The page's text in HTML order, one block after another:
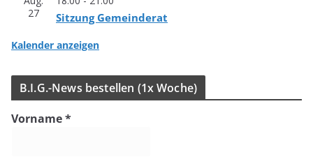
27
Sit­zung Gemeinderat
Kalender anzeigen
B.I.G.-News bestel­len (1x Woche)
Vorname*